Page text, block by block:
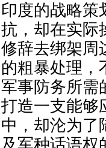
印度的战略策
抗，却在实际
修辞去绑架周
的粗暴处理，
军事防务所需
打造一支能够
中，却沦为了
及军种话语权